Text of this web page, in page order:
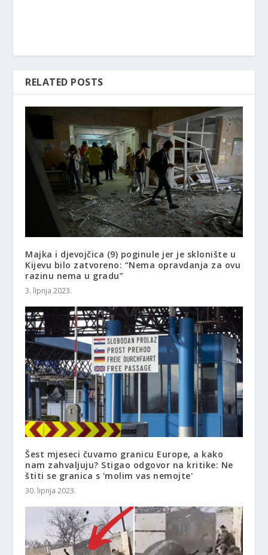
RELATED POSTS
Majka i djevojčica (9) poginule jer je sklonište u
Kijevu bilo zatvoreno: “Nema opravdanja za ovu
razinu nema u gradu”
3. lipnja 2023.
Šest mjeseci čuvamo granicu Europe, a kako
nam zahvaljuju? Stigao odgovor na kritike: Ne
štiti se granica s 'molim vas nemojte'
30. lipnja 2023.